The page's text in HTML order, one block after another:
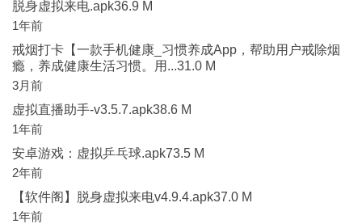
脱身虚拟来电.apk36.9 M
1年前
戒烟打卡【一款手机健康_习惯养成App，帮助用户戒除烟
瘾，养成健康生活习惯。用...31.0 M
3月前
虚拟直播助手-v3.5.7.apk38.6 M
1年前
安卓游戏：虚拟乒乓球.apk73.5 M
2年前
【软件阁】脱身虚拟来电v4.9.4.apk37.0 M
1年前